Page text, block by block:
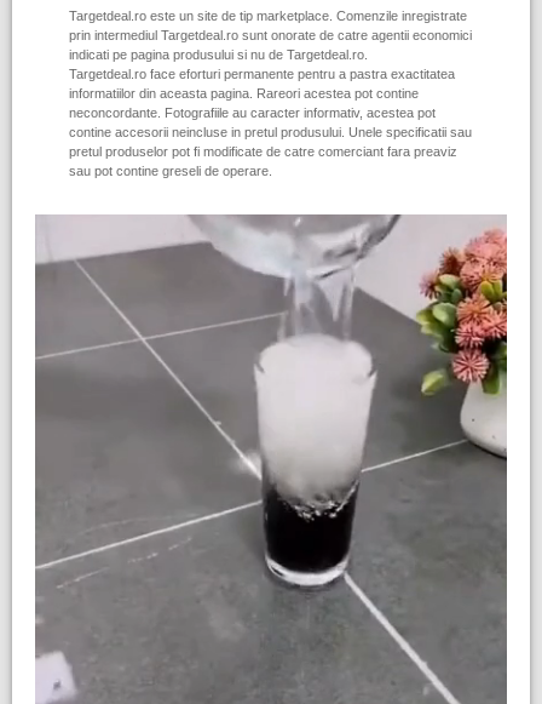
Targetdeal.ro este un site de tip marketplace. Comenzile inregistrate
prin intermediul Targetdeal.ro sunt onorate de catre agentii economici
indicati pe pagina produsului si nu de Targetdeal.ro.
Targetdeal.ro face eforturi permanente pentru a pastra exactitatea
informatiilor din aceasta pagina. Rareori acestea pot contine
neconcordante. Fotografiile au caracter informativ, acestea pot
contine accesorii neincluse in pretul produsului. Unele specificatii sau
pretul produselor pot fi modificate de catre comerciant fara preaviz
sau pot contine greseli de operare.